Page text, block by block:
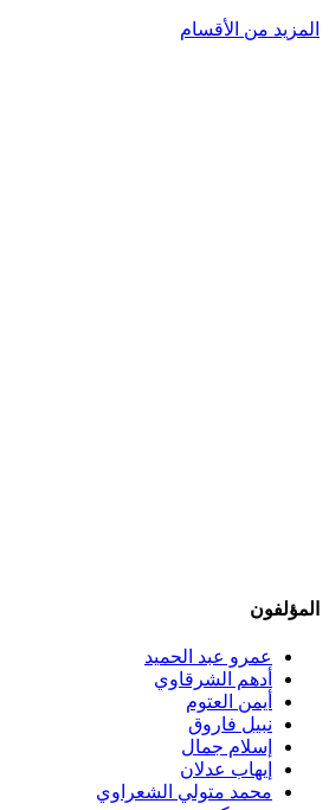
المزيد من الأقسام
المؤلفون
عمرو عبد الحميد
أدهم الشرقاوي
أيمن العتوم
نبيل فاروق
إسلام جمال
إيهاب عدلان
محمد متولي الشعراوي